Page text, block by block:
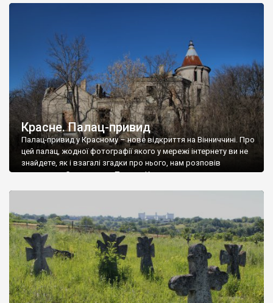
Красне. Палац-привид
Палац-привид у Красному – нове відкриття на Вінниччині. Про
цей палац, жодної фотографії якого у мережі інтернету ви не
знайдете, як і взагалі згадки про нього, нам розповів
мешканець Самгородка. Палац у Красному вразив не лише